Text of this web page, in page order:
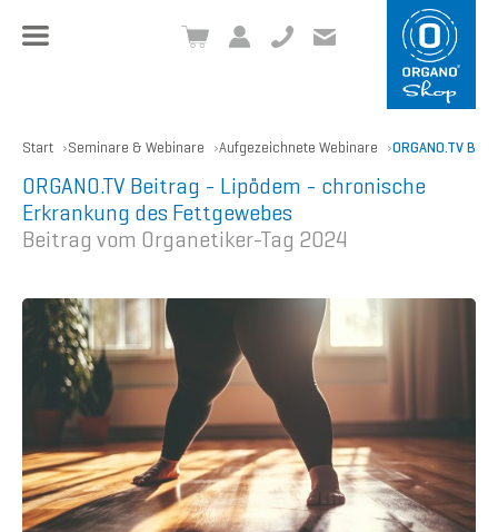
+49 8504 957999-0
ano.ch
Start Seminare & Webinare Aufgezeichnete Webinare ORGANO.TV
ORGANO.TV Beitrag - Lipödem - chronische
Erkrankung des Fettgewebes
Beitrag vom Organetiker-Tag 2024